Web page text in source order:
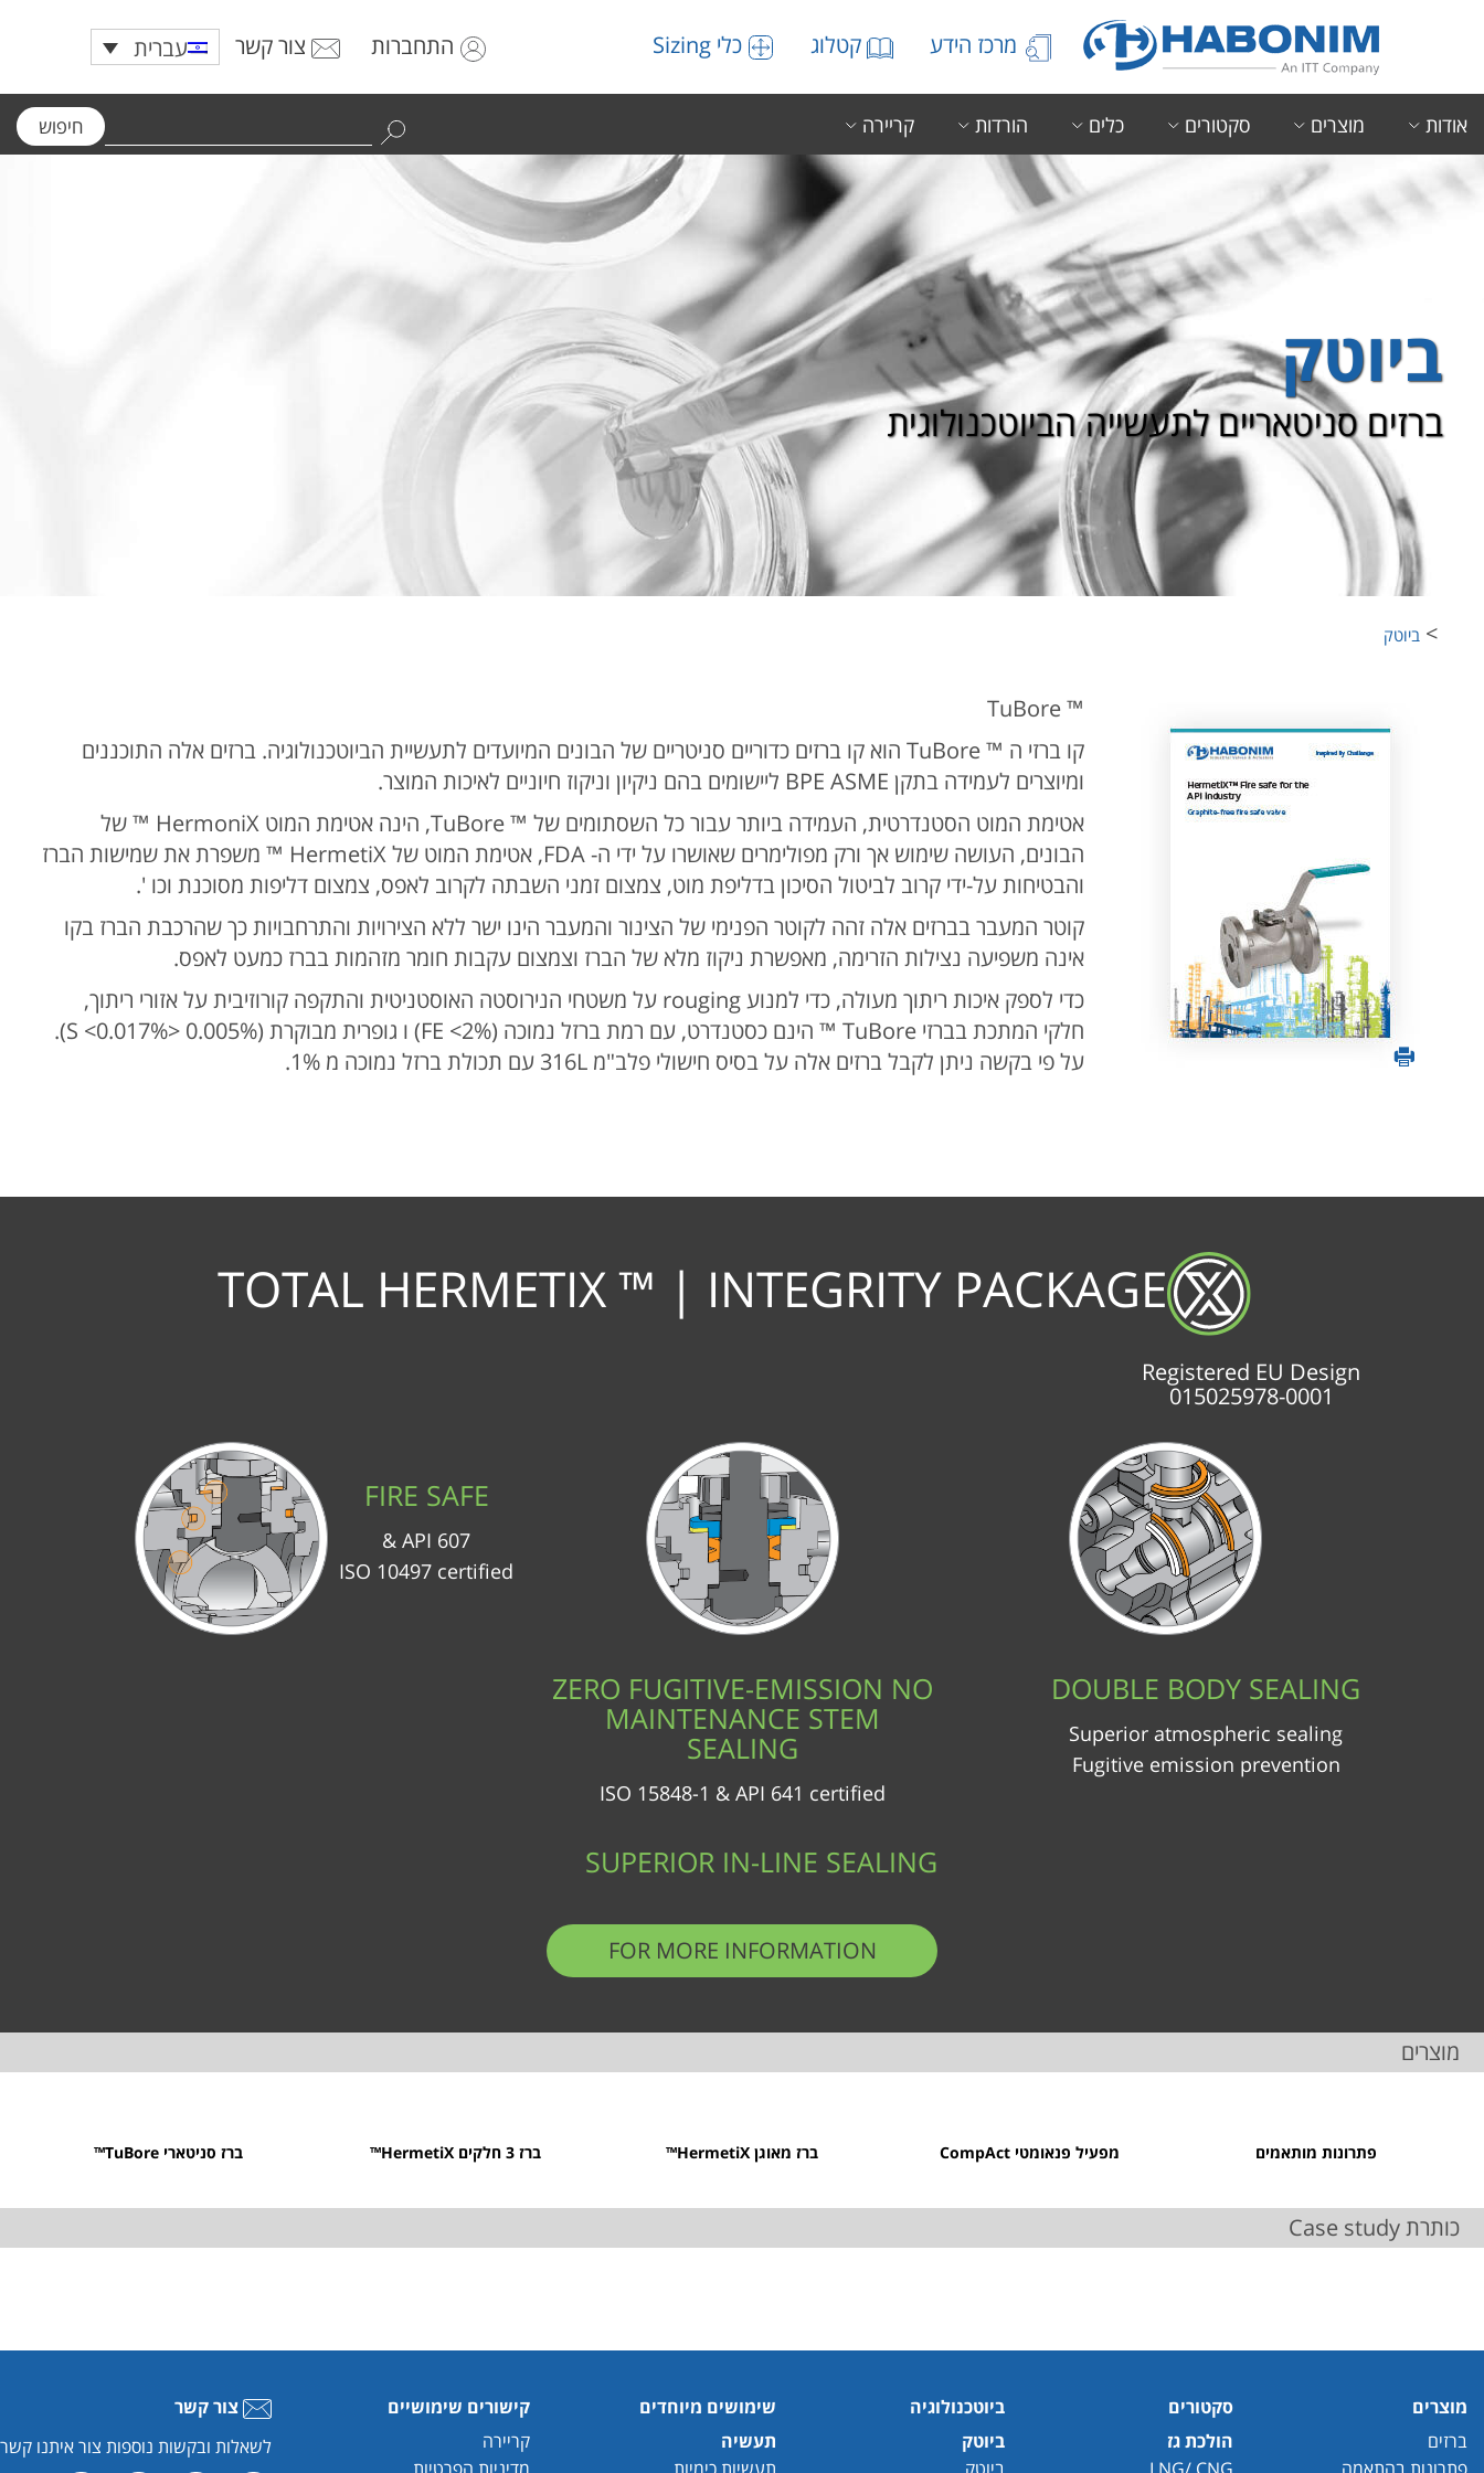
מרכז הידע קטלוג כלי Sizing התחברות צור קשר עברית
אודות מוצרים סקטורים כלים הורדות קריירה חיפוש
Use
the
down
to
to
Touch
device
can
use
touch
and
swipe
gestures.
ביוטק
ברזים סניטאריים לתעשייה הביוטכנולוגית
> ביוטק
™ TuBore
קו ברזי ה ™ TuBore הוא קו ברזים כדוריים סניטריים של הבונים המיועדים לתעשיית הביוטכנולוגיה. ברזים אלה התוכננים
ומיוצרים לעמידה בתקן BPE ASME ליישומים בהם ניקיון וניקוז חיוניים לאיכות המוצר.
אטימת המוט הסטנדרטית, העמידה ביותר עבור כל השסתומים של ™ TuBore, הינה אטימת המוט HermoniX ™ של
הבונים, העושה שימוש אך ורק מפולימרים שאושרו על ידי ה- FDA, אטימת המוט של HermetiX ™ משפרת את שמישות הברז
והבטיחות על-ידי קרוב לביטול הסיכון בדליפת מוט, צמצום זמני השבתה לקרוב לאפס, צמצום דליפות מסוכנת וכו '.
קוטר המעבר בברזים אלה זהה לקוטר הפנימי של הצינור והמעבר הינו ישר ללא הצירויות והתרחבויות כך שהרכבת הברז בקו
אינה משפיעה נצילות הזרימה, מאפשרת ניקוז מלא של הברז וצמצום עקבות חומר מזהמות בברז כמעט לאפס.
כדי לספק איכות ריתוך מעולה, כדי למנוע rouging על משטחי הנירוסטה האוסטניטית והתקפה קורוזיבית על אזורי ריתוך,
חלקי המתכת בברזי TuBore ™ הינם כסטנדרט, עם רמת ברזל נמוכה (FE <2%) ו גופרית מבוקרת (0.005% <S <0.017%).
על פי בקשה ניתן לקבל ברזים אלה על בסיס חישולי פלב"מ 316L עם תכולת ברזל נמוכה מ 1%.
TOTAL HERMETIX ™ | INTEGRITY PACKAGE
Registered EU Design
015025978-0001
DOUBLE BODY SEALING
Superior atmospheric sealing
Fugitive emission prevention
ZERO FUGITIVE-EMISSION NO
MAINTENANCE STEM
SEALING
ISO 15848-1 & API 641 certified
FIRE SAFE
API 607 &
ISO 10497 certified
SUPERIOR IN-LINE SEALING
FOR MORE INFORMATION
מוצרים
ברז סניטארי TuBore™ ברז 3 חלקים HermetiX™ ברז מאוגן HermetiX™ מפעיל פנאומטי CompAct פתרונות מותאמים
כותרת Case study
מוצרים
ברזים
סקטורים
הולכת גז
ביוטכנולוגיה
ביוטק
שימושים מיוחדים
תעשיה
קישורים שימושיים
קריירה
צור קשר
לשאלות ובקשות נוספות צור איתנו קשר